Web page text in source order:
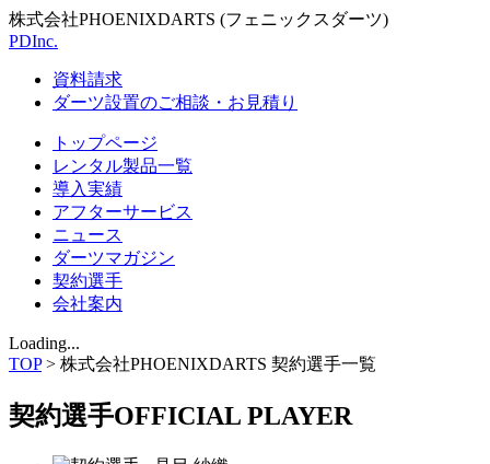
株式会社PHOENIXDARTS (フェニックスダーツ)
PDInc.
資料請求
ダーツ設置のご相談・お見積り
トップページ
レンタル製品一覧
導入実績
アフターサービス
ニュース
ダーツマガジン
契約選手
会社案内
Loading...
TOP> 株式会社PHOENIXDARTS 契約選手一覧
契約選手OFFICIAL PLAYER